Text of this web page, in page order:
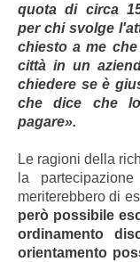
quota di circa
per chi svolge
chiesto a me
città in un
chiedere se è
che dice che
pagare».
Le ragioni della
la
meriterebbero di
però possibile
ordinamento
orientamento